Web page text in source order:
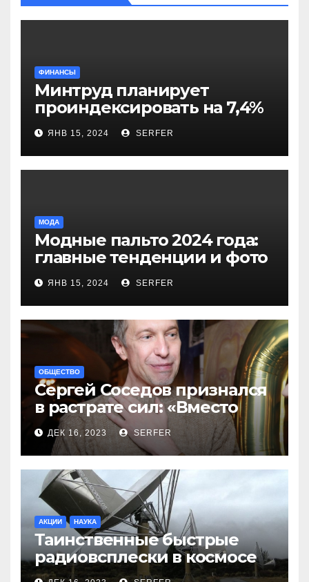
ФИНАНСЫ
Минтруд планирует
проиндексировать на 7,4%
более 40 выплат и
компенсаций
ЯНВ 15, 2024 SERFER
МОДА
Модные пальто 2024 года:
главные тенденции и фото
новинок
ЯНВ 15, 2024 SERFER
ОБЩЕСТВО
Сергей Соседов признался
в растрате сил: «Вместо
меня взяли Пригожина»
ДЕК 16, 2023 SERFER
АКЦИИ НАУКА
Таинственные быстрые
радиовсплески в космосе
сделались все более